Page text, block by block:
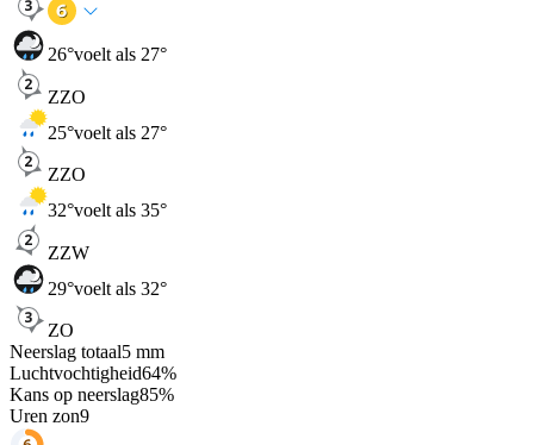
26°voelt als 27°
ZZO
25°voelt als 27°
ZZO
32°voelt als 35°
ZZW
29°voelt als 32°
ZO
Neerslag totaal5 mm
Luchtvochtigheid64%
Kans op neerslag85%
Uren zon9